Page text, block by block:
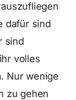
dafür sind
sind
volles
Nur wenige
zu gehen